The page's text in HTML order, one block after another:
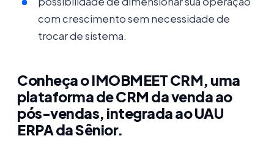
com crescimento sem necessidade de
trocar de sistema.
Conheça o IMOBMEET CRM, uma
plataforma de CRM da venda ao
pós-vendas, integrada ao UAU
ERPA da Sênior.